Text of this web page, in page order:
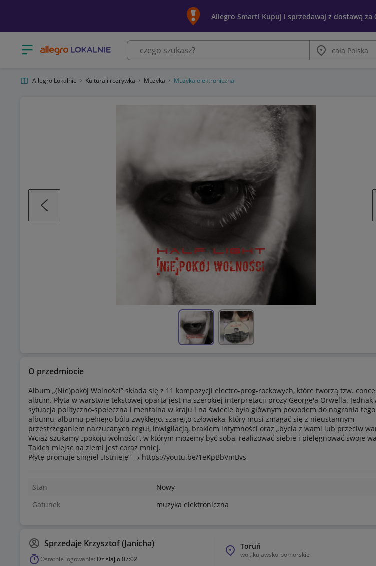
Allegro Smart! Kupuj i sprzedawaj z dostawą za
Otwórz menu z kategoriami
Miasto
O przedmiocie
Album „(Nie)pokój Wolności” składa się z 11 kompozycji electro-prog-rockowych, które tworzą tzw.
album. Płyta w warstwie tekstowej oparta jest na szerokiej interpretacji prozy George'a Orwella. Jednak
sytuacja polityczno-społeczna i mentalna w kraju i na świecie była głównym powodem do nagrania tego
albumu, albumu pełnego bólu zwykłego, szarego człowieka, który musi zmagać się z nieustannym
przestrzeganiem narzucanych reguł, inwigilacją, brakiem intymności oraz „bycia z wami lub przeciw
Wciąż szukamy „pokoju wolności”, w którym możemy być sobą, realizować siebie i pielęgnować swoje
Takich miejsc na ziemi jest coraz mniej.
Płytę promuje singiel „Istnieję” → https://youtu.be/1eKpBbVmBvs
Stan
Nowy
Gatunek
muzyka elektroniczna
Sprzedaje Krzysztof (Janicha)
Ostatnie logowanie: Dzisiaj o 07:02
Toruń
woj. kujawsko-pomorskie
Allegro Lokalnie Kultura i rozrywka Muzyka Muzyka elektroniczna